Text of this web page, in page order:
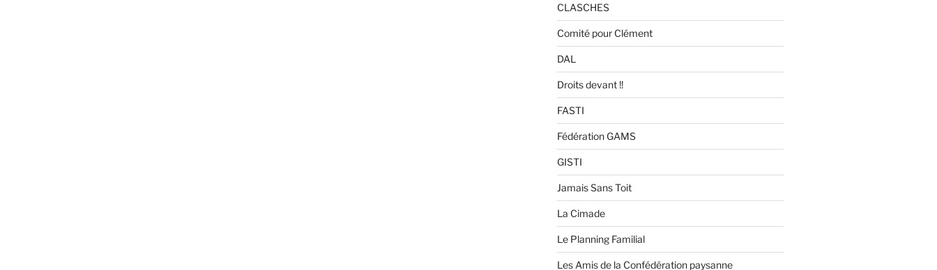
CLASCHES
Comité pour Clément
DAL
Droits devant !!
FASTI
Fédération GAMS
GISTI
Jamais Sans Toit
La Cimade
Le Planning Familial
Les Amis de la Confédération paysanne